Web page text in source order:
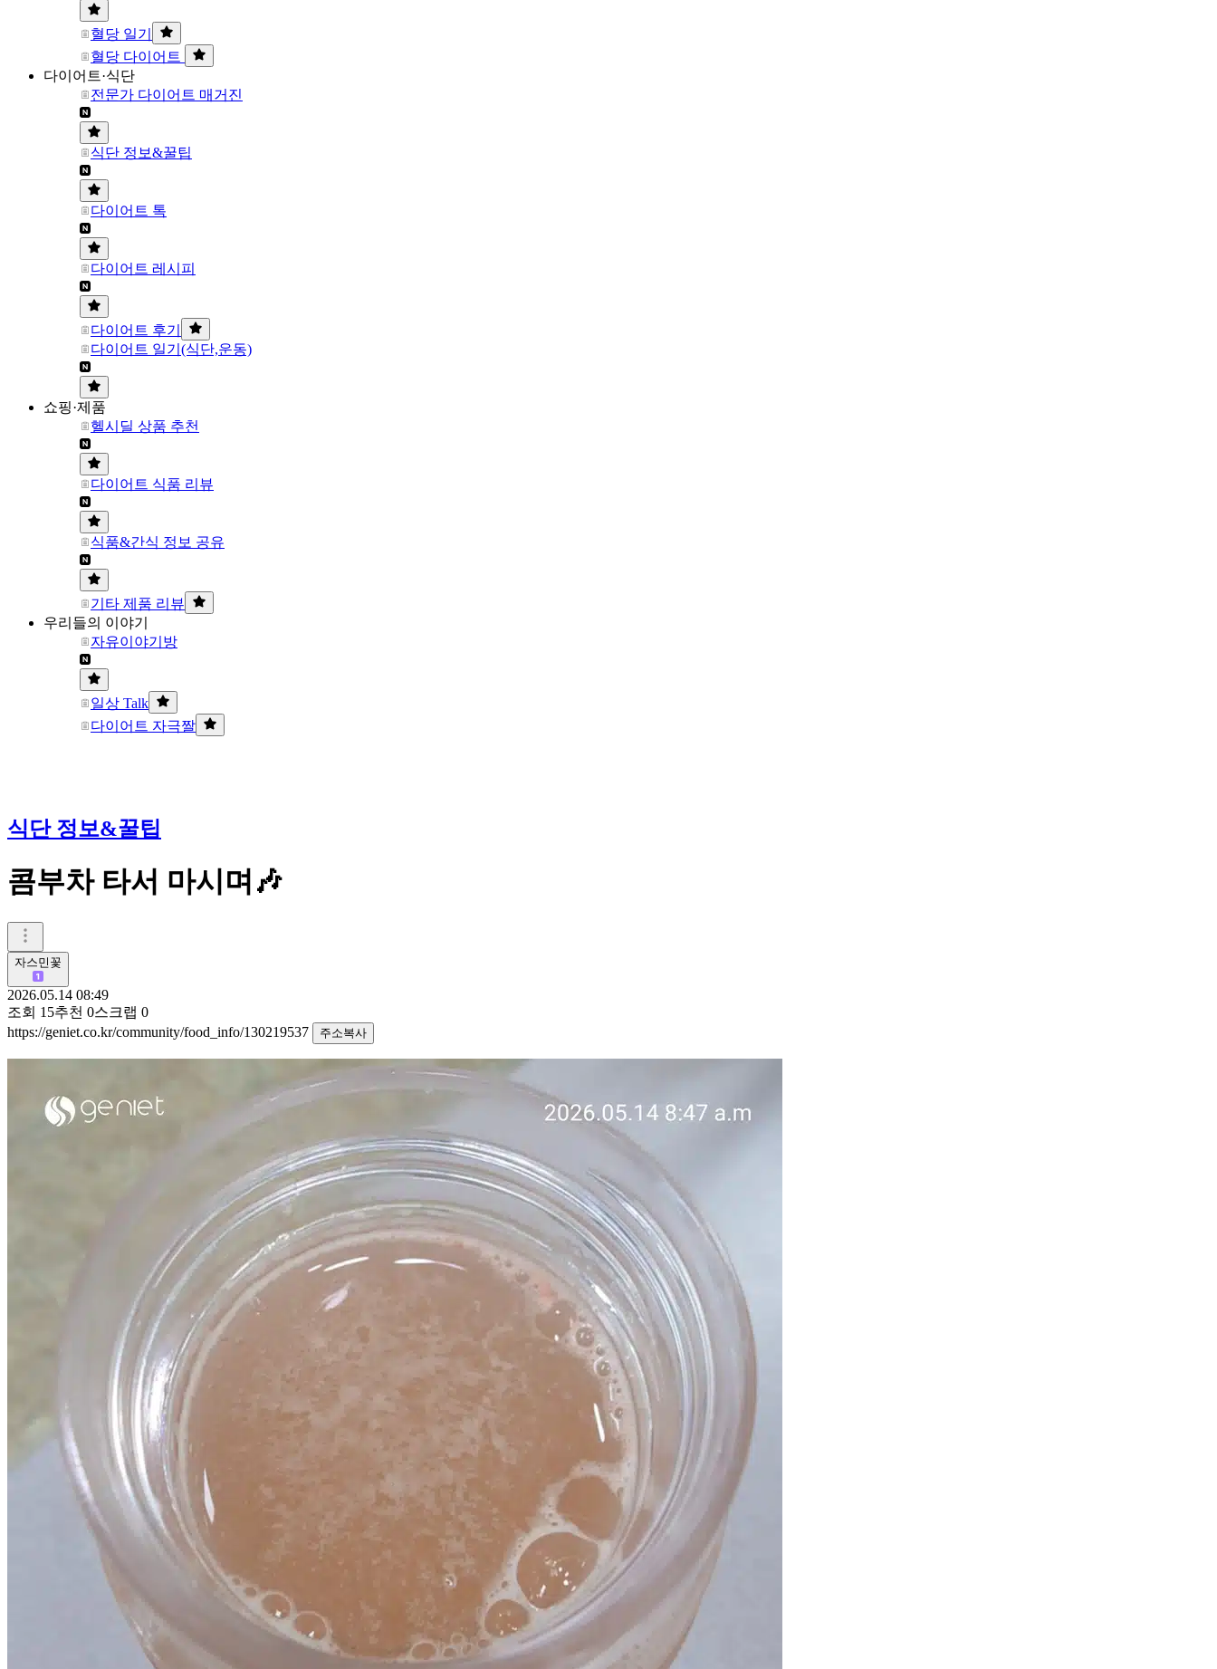
혈당 일기
혈당 다이어트
다이어트·식단
전문가 다이어트 매거진
식단 정보&꿀팁
다이어트 톡
다이어트 레시피
다이어트 후기
다이어트 일기(식단,운동)
쇼핑·제품
헬시딜 상품 추천
다이어트 식품 리뷰
식품&간식 정보 공유
기타 제품 리뷰
우리들의 이야기
자유이야기방
일상 Talk
다이어트 자극짤
식단 정보&꿀팁
콤부차 타서 마시며🎶
자스민꽃
2026.05.14 08:49
조회 15추천 0스크랩 0
https://geniet.co.kr/community/food_info/130219537
주소복사